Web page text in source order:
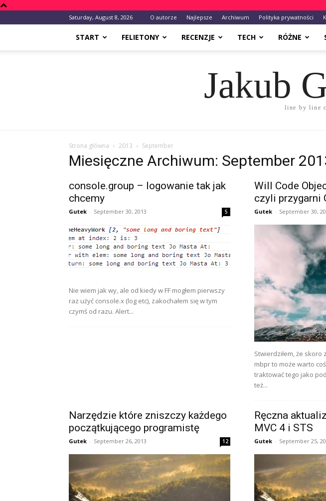
Saturday, August 8, 2026 O autorze Najlepsze Archiwum Polityka prywatności
START FELIETONY RECENZJE TECH RÓŻNE
Jakub
line by line
Strona główna 2013 September
Miesięczne Archiwum: September
console.group – logowanie tak jak
chcemy
Gutek - September 30, 2013 5
Nie wiem jak wy, ale od kiedy w FF mogłem pierwszy
raz użyć console.x (log etc), zakochałem się w tym
czymś od razu. Alert...
Will Code
czyli przygarni
Gutek - September 30,
Stwierdziłem, że
mbpr to może warto
traktować tego jako
też...
Narzędzie które zniszczy każdego
początkującego programistę
Gutek - September 26, 2013 12
Ręczna
MVC 4 i STS
Gutek - September 25,